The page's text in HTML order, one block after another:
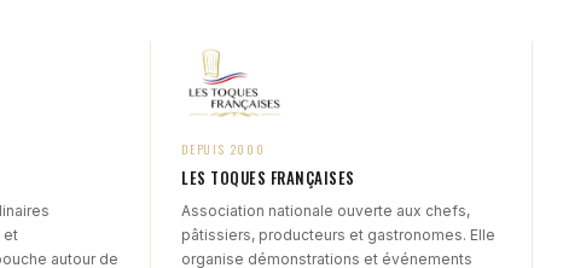
et
autour de
DEPUIS 2000
LES TOQUES FRANÇAISES
Association nationale ouverte aux chefs,
pâtissiers, producteurs et gastronomes. Elle
organise démonstrations et événements